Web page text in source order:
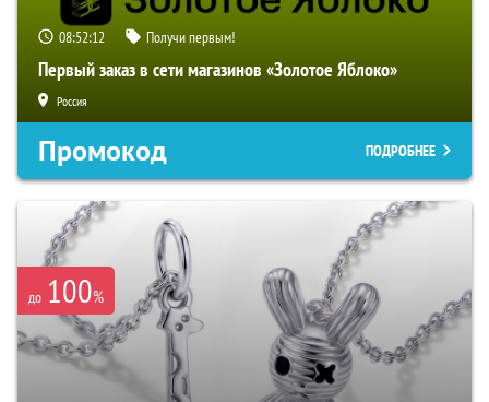
08:52:11 Получи первым!
Первый заказ в сети магазинов «Золотое Яблоко»
Россия
Промокод ПОДРОБНЕЕ
до 100%